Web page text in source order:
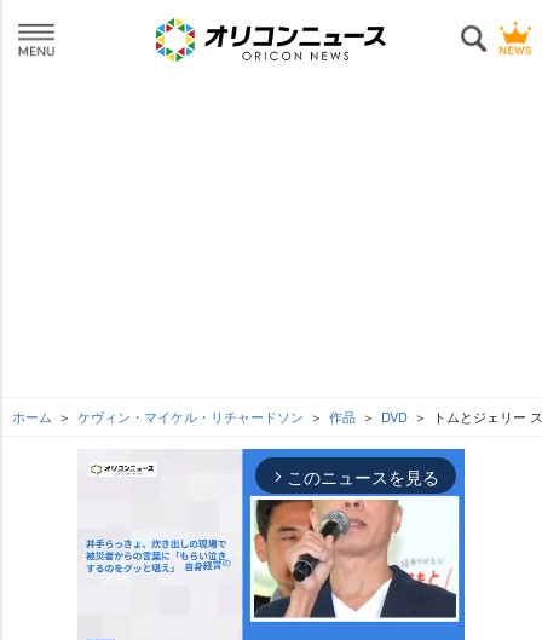
ホーム ケヴィン・マイケル・リチャードソン 作品 DVD トムとジェリー
arrow_forward_ios このニュースを見る